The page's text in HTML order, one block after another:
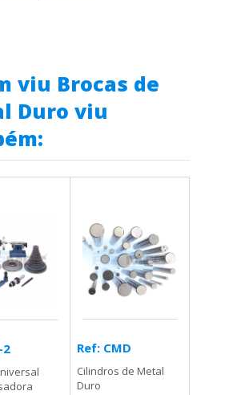
viu Brocas de
Duro viu
2 Ref: CMD
Cilindros de Metal
Duro